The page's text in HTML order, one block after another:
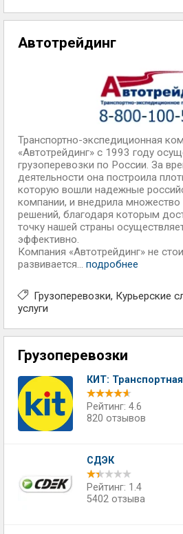
Автотрейдинг
Транспортно-экспедиционная
«Автотрейдинг» с 1993 году
грузоперевозки по России. За
деятельности она построила
которую вошли надежные
компании, и внедрила
решений, благодаря которым
точку нашей страны
эффективно.
Компания «Автотрейдинг» не
развивается... подробнее
Грузоперевозки Курьерские
услуги
Грузоперевозки
КИТ:
Рейтинг: 4.6
820 отзывов
СДЭК
Рейтинг: 1.4
5402 отзыва